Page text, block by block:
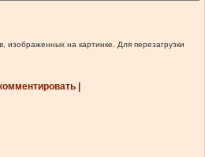
изображенных на картинке. Для перезагрузки
|